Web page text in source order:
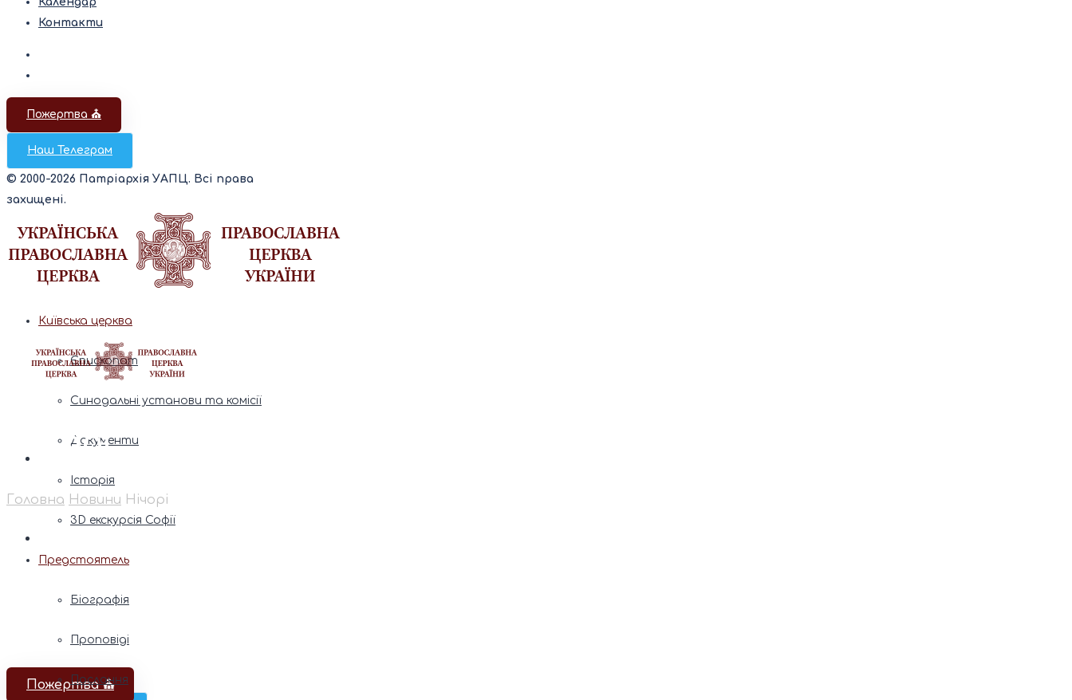
Контакти
Пожертва ⛪️
Наш Телеграм
© 2000-2026 Патріархія УАПЦ. Всі права
захищені.
Пожертва ⛪️
Київська церква
Єпископат
Синодальні установи та комісії
Документи
Історія
3D екскурсія Софії
Предстоятель
Біографія
Проповіді
Послання
Нічорі
Головна Новини Нічорі